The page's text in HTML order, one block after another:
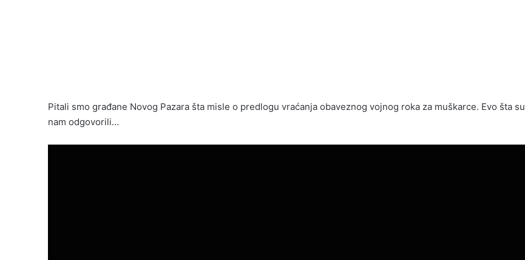
Pitali smo građane Novog Pazara šta misle o predlogu vraćanja obaveznog vojnog roka za muškarce. Evo šta su
nam odgovorili…